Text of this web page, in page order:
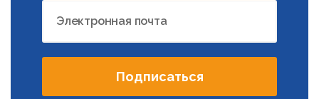
Электронная почта
Подписаться